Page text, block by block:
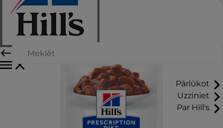
Pārlūkot
Uzziniet
Par Hill's